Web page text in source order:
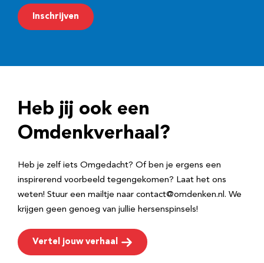
a
r
e
Inschrijven
Heb jij ook een
Omdenkverhaal?
Heb je zelf iets Omgedacht? Of ben je ergens een
inspirerend voorbeeld tegengekomen? Laat het ons
weten! Stuur een mailtje naar contact@omdenken.nl. We
krijgen geen genoeg van jullie hersenspinsels!
Vertel jouw verhaal